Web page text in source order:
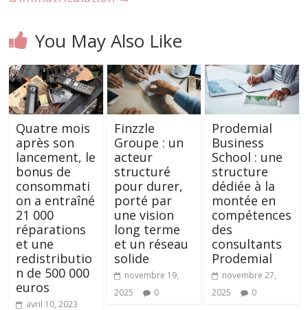
You May Also Like
Quatre mois
après son
lancement, le
bonus de
consommati
on a entraîné
21 000
réparations
et une
redistributio
n de 500 000
euros
avril 10, 2023
Finzzle
Groupe : un
acteur
structuré
pour durer,
porté par
une vision
long terme
et un réseau
solide
novembre 19,
2025
0
Prodemial
Business
School : une
structure
dédiée à la
montée en
compétences
des
consultants
Prodemial
novembre 27,
2025
0